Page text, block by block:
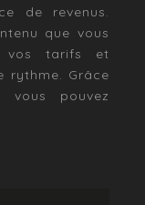
de revenus.
que vous
vos tarifs et
rythme. Grâce
vous pouvez